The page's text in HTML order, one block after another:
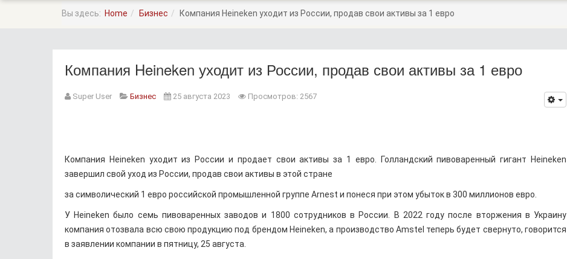
Вы здесь: Home Бизнес Компания Heineken уходит из России, продав свои активы за 1 евро
Компания Heineken уходит из России, продав свои активы за 1 евро
Super User Бизнес 25 августа 2023 Просмотров: 2567
Компания Heineken уходит из России и продает свои активы за 1 евро. Голландский пивоваренный гигант Heineken
завершил свой уход из России, продав свои активы в этой стране
за символический 1 евро российской промышленной группе Arnest и понеся при этом убыток в 300 миллионов евро.
У Heineken было семь пивоваренных заводов и 1800 сотрудников в России. В 2022 году после вторжения в Украину
компания отозвала всю свою продукцию под брендом Heineken, а производство Amstel теперь будет свернуто, говорится
в заявлении компании в пятницу, 25 августа.